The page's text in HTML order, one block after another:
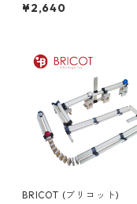
¥2,640
BRICOT (ブリコット)